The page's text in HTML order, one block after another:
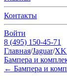
Контакты
Войти
8 (495) 150-45-71
Главная/Jaguar/
Бампера и
← Бампера и